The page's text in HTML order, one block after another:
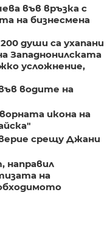
във връзка с
на бизнесмена
души са ухапани
Западнонилската
усложнение,
водите на
икона на
срещу Джани
направил
на